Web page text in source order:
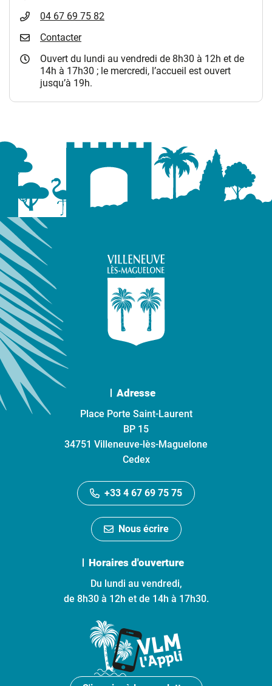
04 67 69 75 82
Contacter
Ouvert du lundi au vendredi de 8h30 à 12h et de
14h à 17h30 ; le mercredi, l’accueil est ouvert
jusqu’à 19h.
Adresse
Place Porte Saint-Laurent
BP 15
34751 Villeneuve-lès-Maguelone
Cedex
+33 4 67 69 75 75
Nous écrire
Horaires d'ouverture
Du lundi au vendredi,
de 8h30 à 12h et de 14h à 17h30.